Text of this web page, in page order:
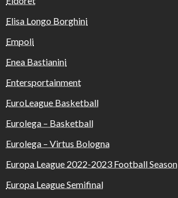
Elisa Longo Borghini
Empoli
Enea Bastianini
Entersportainment
EuroLeague Basketball
Eurolega – Basketball
Eurolega – Virtus Bologna
Europa League 2022-2023 Football Season
Europa League Semifinal